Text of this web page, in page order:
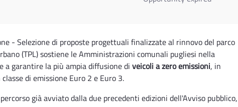
- Selezione di proposte progettuali finalizzate al rinnovo del parco
(TPL) sostiene le Amministrazioni comunali pugliesi nella
a garantire la più ampia diffusione di veicoli a zero emissioni, in
di emissione Euro 2 e Euro 3.
già avviato dalla due precedenti edizioni dell'Avviso pubblico,